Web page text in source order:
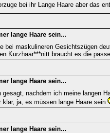
bei ihr Lange Haare aber das
lange Haare sein...
bei maskulineren Gesichtszügen
Kurzhaar***nitt braucht es die
lange Haare sein...
gesagt, nachdem ich meine langen
klar, ja, es müssen lange Haare sein
lange Haare sein...